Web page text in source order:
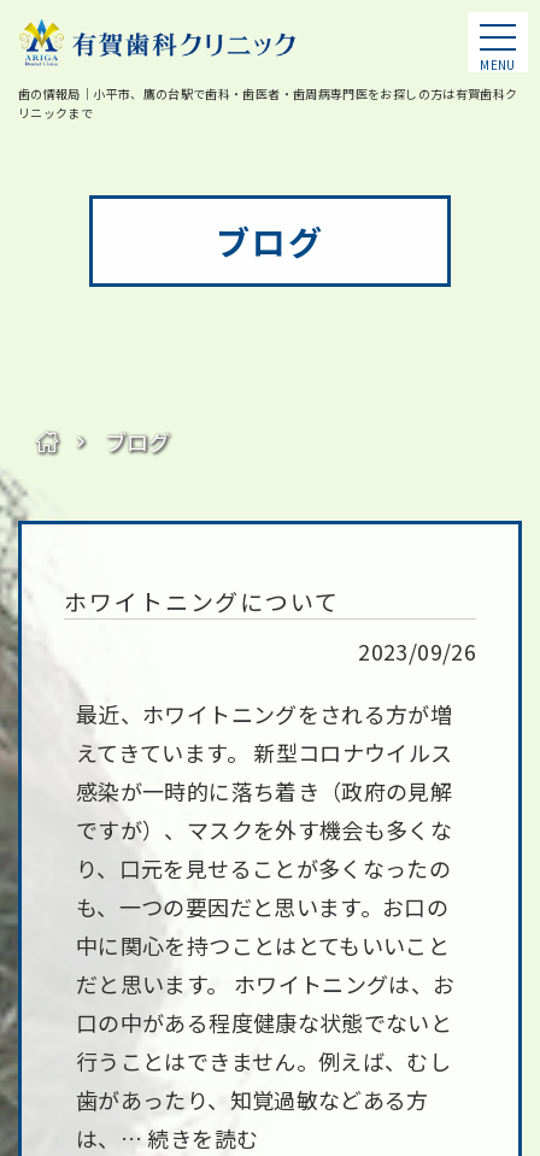
MENU
歯の情報局｜小平市、鷹の台駅で歯科・歯医者・歯周病専門医をお探しの方は有賀歯科ク
リニックまで
ブログ
ブログ
ホワイトニングについて
2023/09/26
最近、ホワイトニングをされる方が増
えてきています。 新型コロナウイルス
感染が一時的に落ち着き（政府の見解
ですが）、マスクを外す機会も多くな
り、口元を見せることが多くなったの
も、一つの要因だと思います。お口の
中に関心を持つことはとてもいいこと
だと思います。 ホワイトニングは、お
口の中がある程度健康な状態でないと
行うことはできません。例えば、むし
歯があったり、知覚過敏などある方
は、… 続きを読む